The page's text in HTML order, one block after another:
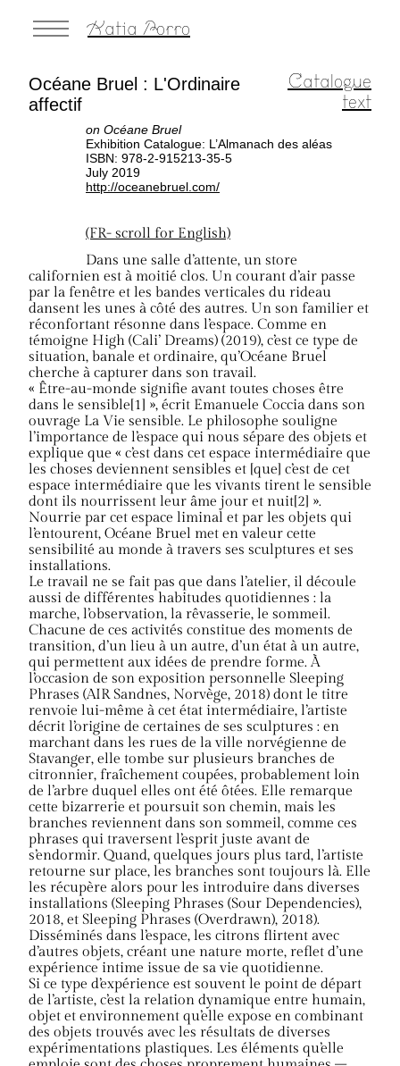
Katia Porro
Océane Bruel : L'Ordinaire
affectif
Catalogue
text
on Océane Bruel
Exhibition Catalogue: L’Almanach des aléas
ISBN: 978-2-915213-35-5
July 2019
http://oceanebruel.com/
(FR- scroll for English)
Dans une salle d’attente, un store
californien est à moitié clos. Un courant d’air passe
par la fenêtre et les bandes verticales du rideau
dansent les unes à côté des autres. Un son familier et
réconfortant résonne dans l’espace. Comme en
témoigne High (Cali’ Dreams) (2019), c’est ce type de
situation, banale et ordinaire, qu’Océane Bruel
cherche à capturer dans son travail.
« Être-au-monde signifie avant toutes choses être
dans le sensible[1] », écrit Emanuele Coccia dans son
ouvrage La Vie sensible. Le philosophe souligne
l’importance de l’espace qui nous sépare des objets et
explique que « c’est dans cet espace intermédiaire que
les choses deviennent sensibles et [que] c’est de cet
espace intermédiaire que les vivants tirent le sensible
dont ils nourrissent leur âme jour et nuit[2] ».
Nourrie par cet espace liminal et par les objets qui
l’entourent, Océane Bruel met en valeur cette
sensibilité au monde à travers ses sculptures et ses
installations.
Le travail ne se fait pas que dans l’atelier, il découle
aussi de différentes habitudes quotidiennes : la
marche, l’observation, la rêvasserie, le sommeil.
Chacune de ces activités constitue des moments de
transition, d’un lieu à un autre, d’un état à un autre,
qui permettent aux idées de prendre forme. À
l’occasion de son exposition personnelle Sleeping
Phrases (AIR Sandnes, Norvège, 2018) dont le titre
renvoie lui-même à cet état intermédiaire, l’artiste
décrit l’origine de certaines de ses sculptures : en
marchant dans les rues de la ville norvégienne de
Stavanger, elle tombe sur plusieurs branches de
citronnier, fraîchement coupées, probablement loin
de l’arbre duquel elles ont été ôtées. Elle remarque
cette bizarrerie et poursuit son chemin, mais les
branches reviennent dans son sommeil, comme ces
phrases qui traversent l’esprit juste avant de
s’endormir. Quand, quelques jours plus tard, l’artiste
retourne sur place, les branches sont toujours là. Elle
les récupère alors pour les introduire dans diverses
installations (Sleeping Phrases (Sour Dependencies),
2018, et Sleeping Phrases (Overdrawn), 2018).
Disséminés dans l’espace, les citrons flirtent avec
d’autres objets, créant une nature morte, reflet d’une
expérience intime issue de sa vie quotidienne.
Si ce type d’expérience est souvent le point de départ
de l’artiste, c’est la relation dynamique entre humain,
objet et environnement qu’elle expose en combinant
des objets trouvés avec les résultats de diverses
expérimentations plastiques. Les éléments qu’elle